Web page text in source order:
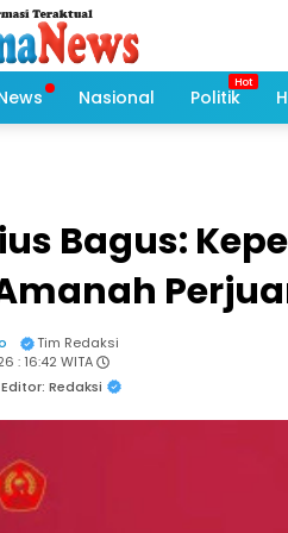
Nasional Politik
Bagus:
Tim Redaksi
: 16:42 WITA
Editor: Redaksi